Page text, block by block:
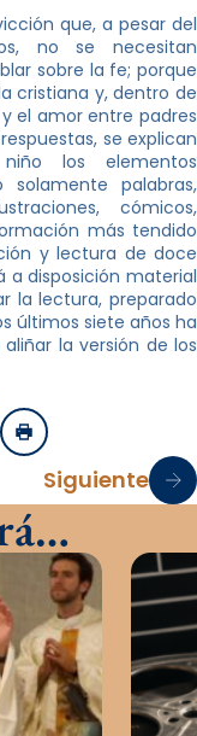
que, a pesar del
no se necesitan
sobre la fe; porque
cristiana y, dentro de
el amor entre padres
se explican
los elementos
palabras,
cómicos,
más tendido
y lectura de doce
a disposición material
la lectura, preparado
últimos siete años ha
la versión de los
Imprimir
Siguiente